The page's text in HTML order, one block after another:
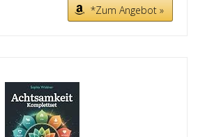
*Zum Angebot »